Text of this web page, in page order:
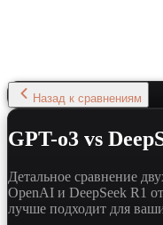
Назад к сравнениям
GPT-o3 vs
Детальное сравнение
OpenAI и DeepSeek R1
лучше подходит для